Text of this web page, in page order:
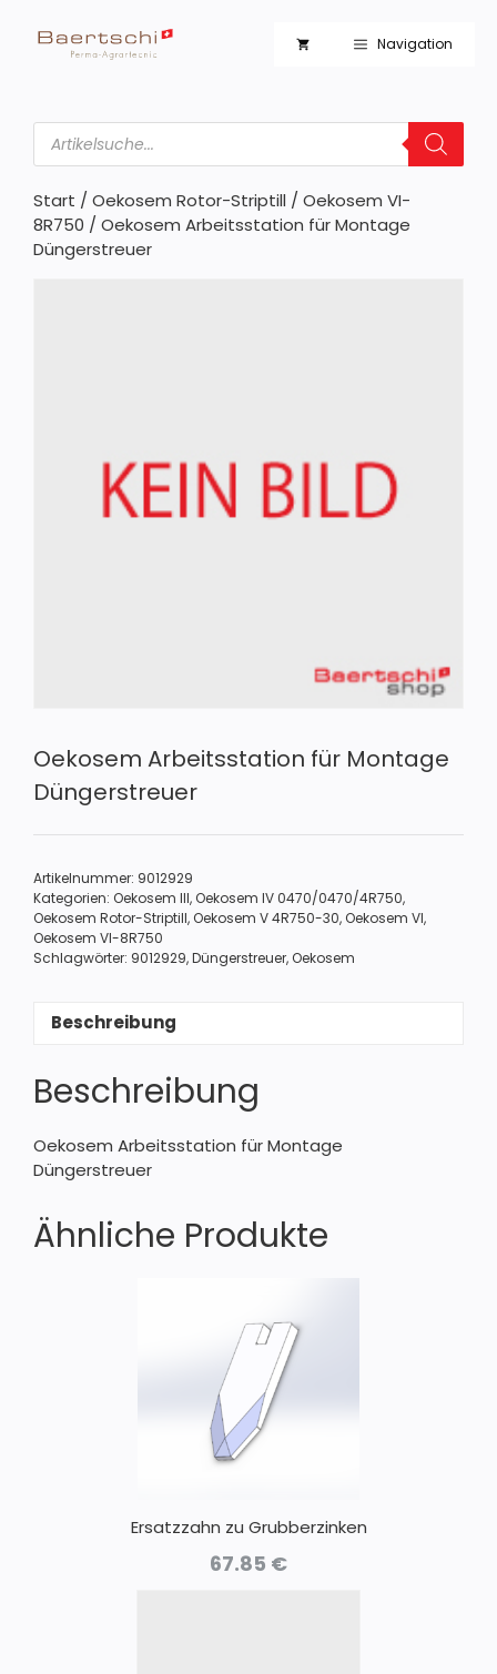
Inhalt
Navigation
Products
search
Start / Oekosem Rotor-Striptill / Oekosem VI-
8R750 / Oekosem Arbeitsstation für Montage
Düngerstreuer
Oekosem Arbeitsstation für Montage
Düngerstreuer
Artikelnummer: 9012929
Kategorien: Oekosem III, Oekosem IV 0470/0470/4R750,
Oekosem Rotor-Striptill, Oekosem V 4R750-30, Oekosem VI,
Oekosem VI-8R750
Schlagwörter: 9012929,Düngerstreuer, Oekosem
Beschreibung
Beschreibung
Oekosem Arbeitsstation für Montage
Düngerstreuer
Ähnliche Produkte
Ersatzzahn zu Grubberzinken
67.85 €